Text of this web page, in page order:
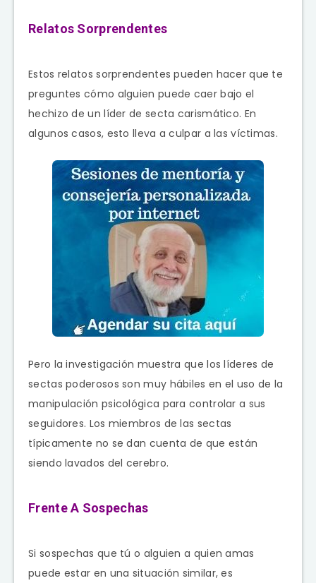
Relatos Sorprendentes
Estos relatos sorprendentes pueden hacer que te
preguntes cómo alguien puede caer bajo el
hechizo de un líder de secta carismático. En
algunos casos, esto lleva a culpar a las víctimas.
Pero la investigación muestra que los líderes de
sectas poderosos son muy hábiles en el uso de la
manipulación psicológica para controlar a sus
seguidores. Los miembros de las sectas
típicamente no se dan cuenta de que están
siendo lavados del cerebro.
Frente A Sospechas
Si sospechas que tú o alguien a quien amas
puede estar en una situación similar, es